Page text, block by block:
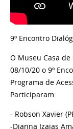
9º Encontro
O Museu Casa
08/10/20 o 9º
Programa de
Participaram:
- Robson Xavier
-Dianna Izaias